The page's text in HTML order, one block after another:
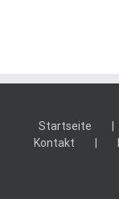
Startseite
Kontakt